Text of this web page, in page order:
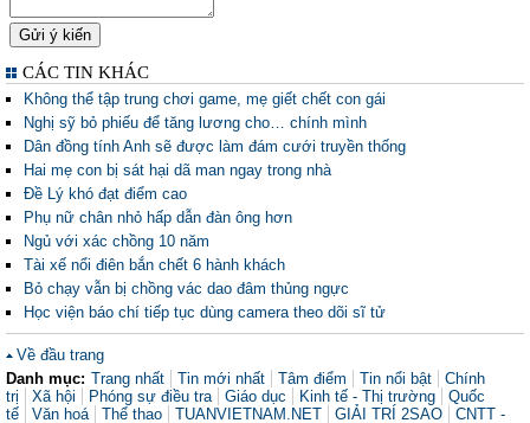
CÁC TIN KHÁC
Không thể tập trung chơi game, mẹ giết chết con gái
Nghị sỹ bỏ phiếu để tăng lương cho… chính mình
Dân đồng tính Anh sẽ được làm đám cưới truyền thống
Hai mẹ con bị sát hại dã man ngay trong nhà
Đề Lý khó đạt điểm cao
Phụ nữ chân nhỏ hấp dẫn đàn ông hơn
Ngủ với xác chồng 10 năm
Tài xế nổi điên bắn chết 6 hành khách
Bỏ chạy vẫn bị chồng vác dao đâm thủng ngực
Học viện báo chí tiếp tục dùng camera theo dõi sĩ tử
Về đầu trang
Danh mục: Trang nhất Tin mới nhất Tâm điểm Tin nổi bật
Chính
trị
Xã hội Phóng sự điều tra Giáo dục Kinh tế - Thị trường
Quốc
tế
Văn hoá Thể thao TUANVIETNAM.NET GIẢI TRÍ 2SAO CNTT -